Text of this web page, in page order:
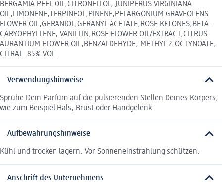
BERGAMIA PEEL OIL,CITRONELLOL, JUNIPERUS VIRGINIANA
OIL,LIMONENE,TERPINEOL,PINENE,PELARGONIUM GRAVEOLENS
FLOWER OIL,GERANIOL,GERANYL ACETATE,ROSE KETONES,BETA-
CARYOPHYLLENE, VANILLIN,ROSE FLOWER OIL/EXTRACT,CITRUS
AURANTIUM FLOWER OIL,BENZALDEHYDE, METHYL 2-OCTYNOATE,
CITRAL. 85% VOL.
Verwendungshinweise
Sprühe Dein Parfüm auf die pulsierenden Stellen Deines Körpers,
wie zum Beispiel Hals, Brust oder Handgelenk.
Aufbewahrungshinweise
Kühl und trocken lagern. Vor Sonneneinstrahlung schützen.
Anschrift des Unternehmens